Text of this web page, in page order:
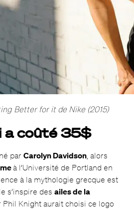
Better for it de Nike (2015)
a coûté 35$
par Carolyn Davidson, alors
à l’Université de Portland en
à la mythologie grecque est
s’inspire des ailes de la
Phil Knight aurait choisi ce logo